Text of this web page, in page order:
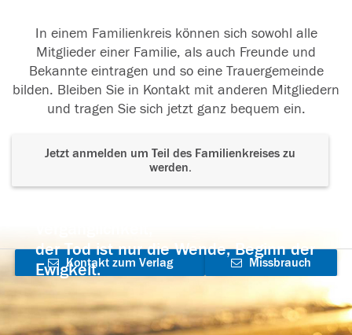
In einem Familienkreis können sich sowohl alle
Mitglieder einer Familie, als auch Freunde und
Bekannte eintragen und so eine Trauergemeinde
bilden. Bleiben Sie in Kontakt mit anderen Mitgliedern
und tragen Sie sich jetzt ganz bequem ein.
Jetzt anmelden um Teil des Familienkreises zu
werden.
der Tod ist nur die Wende, Beginn der
Ewigkeit.
Kontakt zum Verlag
aufnehmen
Missbrauch